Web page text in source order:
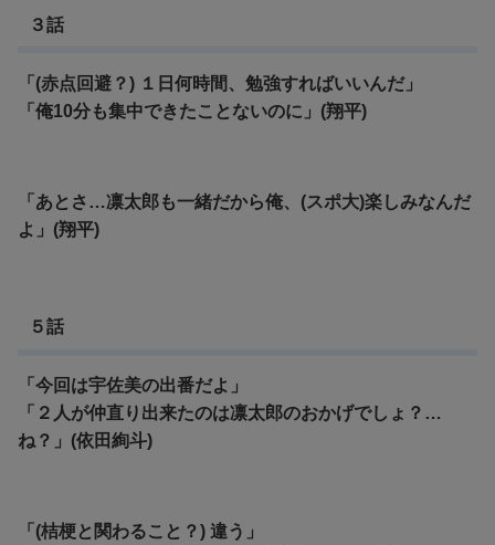
３話
「(赤点回避？) １日何時間、勉強すればいいんだ」
「俺10分も集中できたことないのに」(翔平)
「あとさ…凛太郎も一緒だから俺、(スポ大)楽しみなんだ
よ」(翔平)
５話
「今回は宇佐美の出番だよ」
「２人が仲直り出来たのは凛太郎のおかげでしょ？…
ね？」(依田絢斗)
「(桔梗と関わること？) 違う」